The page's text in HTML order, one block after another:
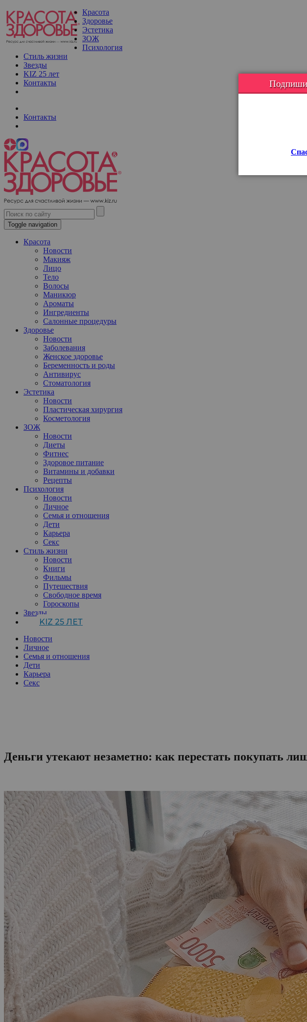
Красота
Здоровье
Эстетика
ЗОЖ
Психология
Стиль жизни
Звезды
KIZ 25 лет
Контакты
Контакты
Toggle navigation
Красота
Новости
Макияж
Лицо
Тело
Волосы
Маникюр
Ароматы
Ингредиенты
Салонные процедуры
Здоровье
Новости
Заболевания
Женское здоровье
Беременность и роды
Антивирус
Стоматология
Эстетика
Новости
Пластическая хирургия
Косметология
ЗОЖ
Новости
Диеты
Фитнес
Здоровое питание
Витамины и добавки
Рецепты
Психология
Новости
Личное
Семья и отношения
Дети
Карьера
Секс
Стиль жизни
Новости
Книги
Фильмы
Путешествия
Свободное время
Гороскопы
Звезды
KIZ 25 ЛЕТ
Новости
Личное
Семья и отношения
Дети
Карьера
Секс
Деньги утекают незаметно: как перестать покупать